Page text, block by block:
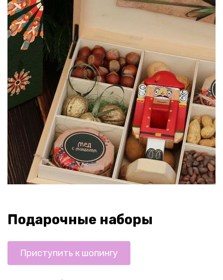
Подарочные наборы
Приступить к шопингу